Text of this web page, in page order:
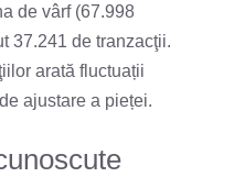
de vârf (67.998
37.241 de tranzacţii.
arată fluctuații
ajustare a pieței.